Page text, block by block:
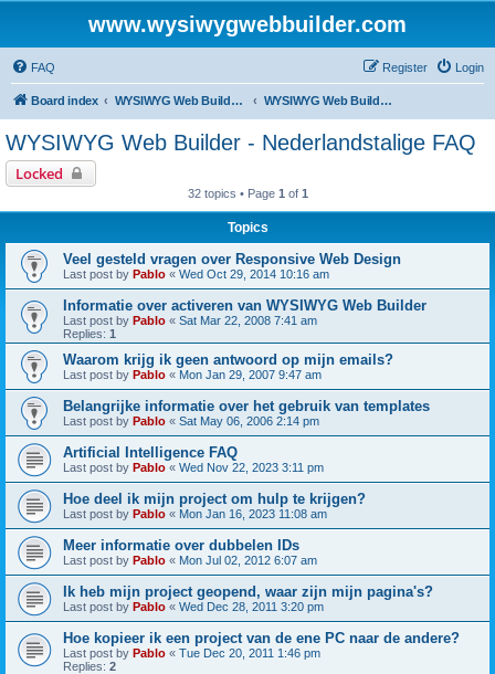
www.wysiwygwebbuilder.com
FAQ Login
Register
Board index WYSIWYG Web Builder - Dutch Support WYSIWYG Web Builder - Nederlandstalige FAQ
WYSIWYG Web Builder - Nederlandstalige FAQ
Locked
32 topics • Page 1 of 1
Topics
Veel gesteld vragen over Responsive Web Design
Last post by Pablo « Wed Oct 29, 2014 10:16 am
Informatie over activeren van WYSIWYG Web Builder
Last post by Pablo « Sat Mar 22, 2008 7:41 am
Replies: 1
Waarom krijg ik geen antwoord op mijn emails?
Last post by Pablo « Mon Jan 29, 2007 9:47 am
Belangrijke informatie over het gebruik van templates
Last post by Pablo « Sat May 06, 2006 2:14 pm
Artificial Intelligence FAQ
Last post by Pablo « Wed Nov 22, 2023 3:11 pm
Hoe deel ik mijn project om hulp te krijgen?
Last post by Pablo « Mon Jan 16, 2023 11:08 am
Meer informatie over dubbelen IDs
Last post by Pablo « Mon Jul 02, 2012 6:07 am
Ik heb mijn project geopend, waar zijn mijn pagina's?
Last post by Pablo « Wed Dec 28, 2011 3:20 pm
Hoe kopieer ik een project van de ene PC naar de andere?
Last post by Pablo « Tue Dec 20, 2011 1:46 pm
Replies: 2